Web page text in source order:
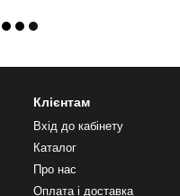
Клієнтам
Вхід до кабінету
Каталог
Про нас
Оплата і доставка